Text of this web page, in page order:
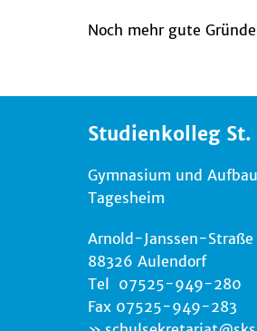
Noch mehr gute
Studienkolleg
Gymnasium und
Tagesheim
Arnold-Janssen-Straße
88326 Aulendorf
Tel 07525-949-280
Fax 07525-949-283